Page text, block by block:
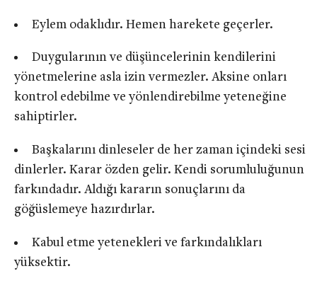
Eylem odaklıdır. Hemen harekete geçerler.
Duygularının ve düşüncelerinin kendilerini
yönetmelerine asla izin vermezler. Aksine onları
kontrol edebilme ve yönlendirebilme yeteneğine
sahiptirler.
Başkalarını dinleseler de her zaman içindeki sesi
dinlerler. Karar özden gelir. Kendi sorumluluğunun
farkındadır. Aldığı kararın sonuçlarını da
göğüslemeye hazırdırlar.
Kabul etme yetenekleri ve farkındalıkları
yüksektir.